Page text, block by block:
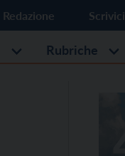
Redazione Scrivici
Rubriche